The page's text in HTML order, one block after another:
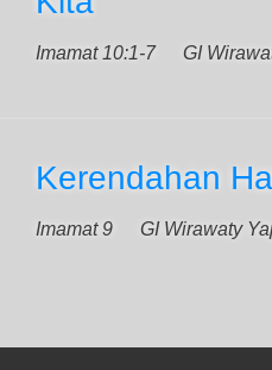
Imamat 10:1-7 GI
Kerendahan
Imamat 9 GI Wirawaty